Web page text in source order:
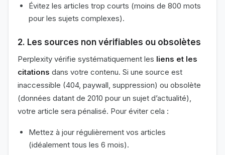
Évitez les articles trop courts (moins de 800 mots
pour les sujets complexes).
2. Les sources non vérifiables ou obsolètes
Perplexity vérifie systématiquement les liens et les
citations dans votre contenu. Si une source est
inaccessible (404, paywall, suppression) ou obsolète
(données datant de 2010 pour un sujet d’actualité),
votre article sera pénalisé. Pour éviter cela :
Mettez à jour régulièrement vos articles
(idéalement tous les 6 mois).